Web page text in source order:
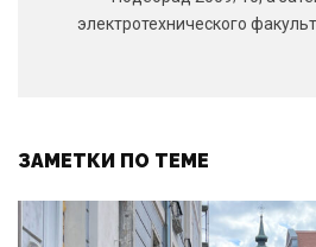
электротехнического
ЗАМЕТКИ ПО ТЕМЕ